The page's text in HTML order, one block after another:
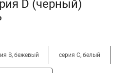
D (черный)
B, бежевый серия C, белый